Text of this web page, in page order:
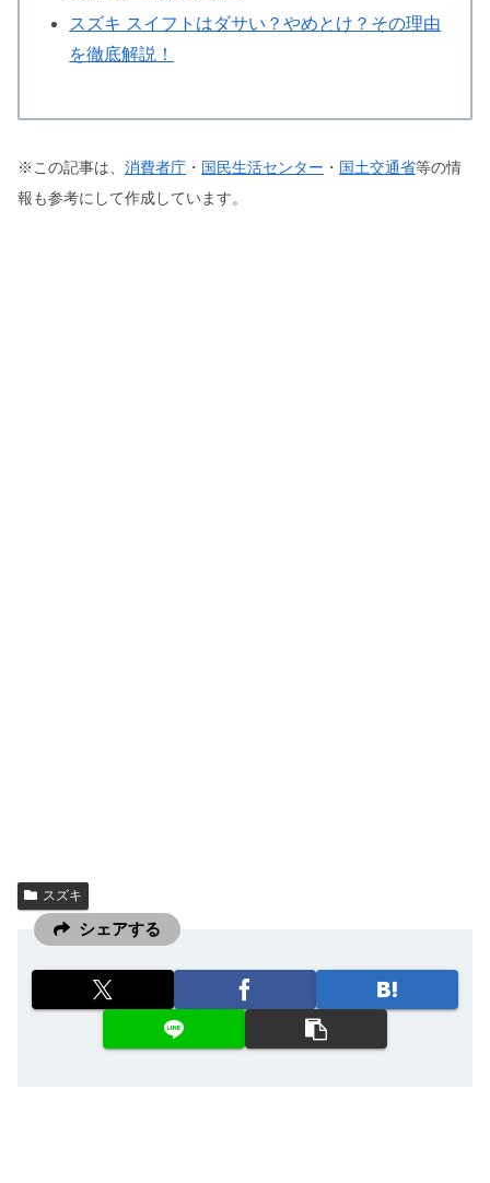
スズキ スイフトはダサい？やめとけ？その理由
を徹底解説！
※この記事は、 消費者庁 ・ 国民生活センター ・ 国土交通省等の情
報も参考にして作成しています。
スズキ
シェアする